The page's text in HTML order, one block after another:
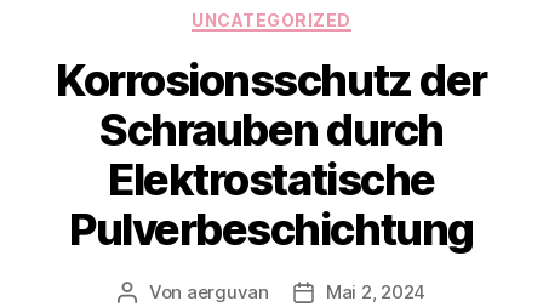
Kategorien
UNCATEGORIZED
Korrosionsschutz der
Schrauben durch
Elektrostatische
Pulverbeschichtung
Beitragsautor
Von aerguvan Veröffentlichungsdatum
Mai 2, 2024